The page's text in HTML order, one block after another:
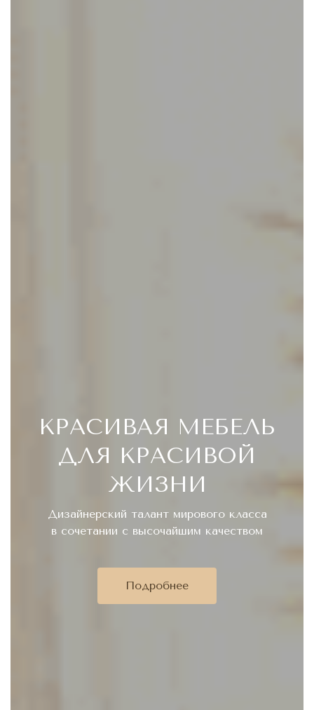
КРАСИВАЯ МЕБЕЛЬ
ДЛЯ КРАСИВОЙ
ЖИЗНИ
Дизайнерский талант мирового класса
в сочетании с высочайшим качеством
Подробнее